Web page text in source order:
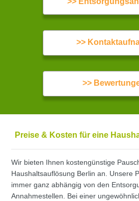
>>
>>
Preise & Kosten für eine
Wir bieten Ihnen kostengünstige
Haushaltsauflösung Berlin an. Unsere
immer ganz abhängig von den
Annahmestellen. Bei einer